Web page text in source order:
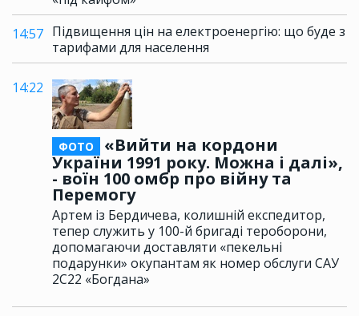
14:57 Підвищення цін на електроенергію: що буде з
тарифами для населення
14:22
ФОТО
«Вийти на кордони
України 1991 року. Можна і далі»,
- воїн 100 омбр про війну та
Перемогу
Артем із Бердичева, колишній експедитор,
тепер служить у 100-й бригаді тероборони,
допомагаючи доставляти «пекельні
подарунки» окупантам як номер обслуги САУ
2С22 «Богдана»